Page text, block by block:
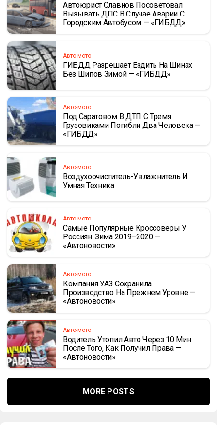
Автоюрист Славнов Посоветовал
Вызывать ДПС В Случае Аварии С
Городским Автобусом — «ГИБДД»
Авто-мото
ГИБДД Разрешает Ездить На Шинах
Без Шипов Зимой — «ГИБДД»
Авто-мото
Под Саратовом В ДТП С Тремя
Грузовиками Погибли Два Человека —
«ГИБДД»
Авто-мото
Воздухоочиститель-Увлажнитель И
Умная Техника
Авто-мото
Самые Популярные Кроссоверы У
Россиян. Зима 2019–2020 —
«Автоновости»
Авто-мото
Компания УАЗ Сохранила
Производство На Прежнем Уровне —
«Автоновости»
Авто-мото
Водитель Утопил Авто Через 10 Мин
После Того, Как Получил Права —
«Автоновости»
MORE POSTS